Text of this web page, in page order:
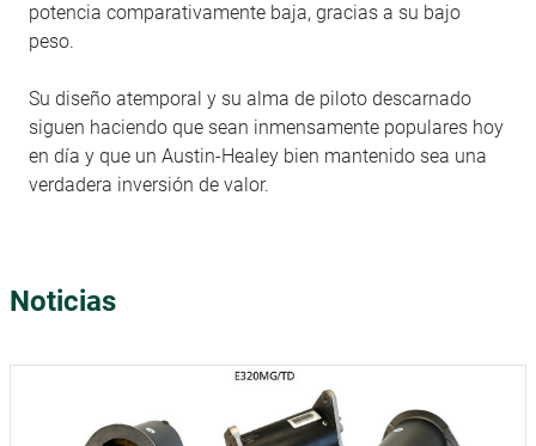
potencia comparativamente baja, gracias a su bajo
peso.
Su diseño atemporal y su alma de piloto descarnado
siguen haciendo que sean inmensamente populares hoy
en día y que un Austin-Healey bien mantenido sea una
verdadera inversión de valor.
Noticias